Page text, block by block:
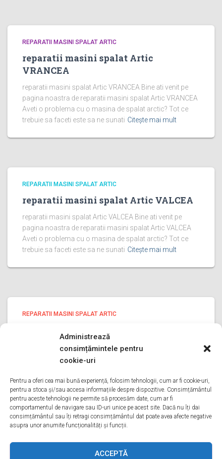
Administrează
consimțămintele pentru
cookie-uri
Pentru a oferi cea mai bună experiență, folosim tehnologii, cum ar fi cookie-uri,
pentru a stoca și/sau accesa informațiile despre dispozitive. Consimțământul
pentru aceste tehnologii ne permite să procesăm date, cum ar fi
comportamentul de navigare sau ID-uri unice pe acest site. Dacă nu îți dai
consimțământul sau îți retragi consimțământul dat poate avea afecte negative
asupra unor anumite funcționalități și funcții.
ACCEPTĂ
REPARATII MASINI SPALAT ARTIC
reparatii masini spalat Artic
VRANCEA
reparatii masini spalat Artic VRANCEA Bine ati venit pe
pagina noastra de reparatii masini spalat Artic VRANCEA
Aveti o problema cu o masina de spalat arctic? Tot ce
trebuie sa faceti este sa ne sunati Citește mai mult
REPARATII MASINI SPALAT ARTIC
reparatii masini spalat Artic VALCEA
reparatii masini spalat Artic VALCEA Bine ati venit pe
pagina noastra de reparatii masini spalat Artic VALCEA
Aveti o problema cu o masina de spalat arctic? Tot ce
trebuie sa faceti este sa ne sunati Citește mai mult
REPARATII MASINI SPALAT ARTIC
PRAHOVA
reparatii masini spalat Artic PRAHOVA Bine ati venit pe
Aveti o problema cu o masina de spalat arctic? Tot ce
trebuie sa faceti este sa ne sunati Citește mai mult
DESPRE NOI SERVICII